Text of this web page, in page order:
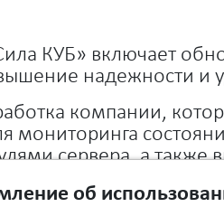
КУБ» включает
надежности и
компании,
мониторинга
сервера, а также
об